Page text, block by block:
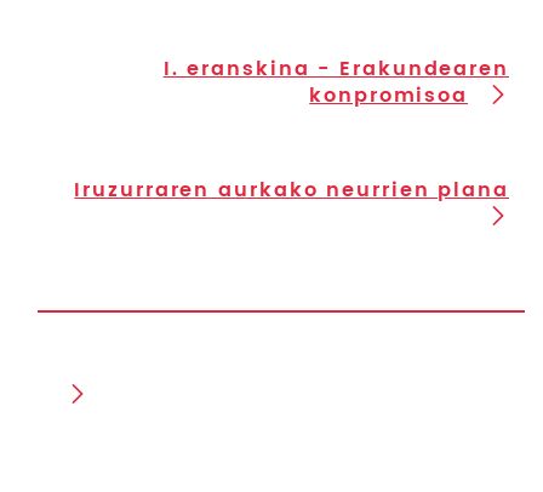
I. eranskina - Erakundearen
konpromisoa
Iruzurraren aurkako neurrien plana